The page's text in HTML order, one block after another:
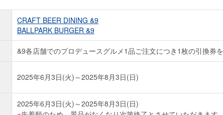
CRAFT BEER DINING &9
BALLPARK BURGER &9
&9各店舗でのプロデュースグルメ1品ご注文につき1枚の引換券
2025年6月3日(火)～2025年8月3日(日)
2025年6月3日(火)～2025年8月3日(日)